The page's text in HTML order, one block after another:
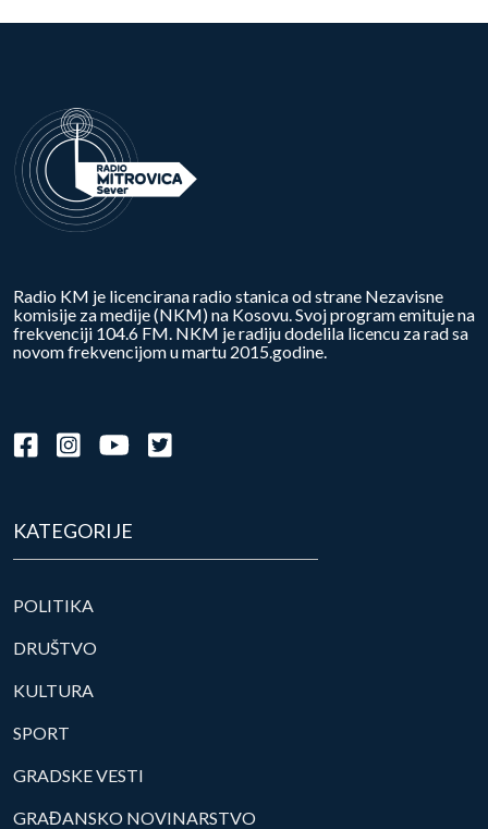
Radio KM je licencirana radio stanica od strane Nezavisne
komisije za medije (NKM) na Kosovu. Svoj program emituje na
frekvenciji 104.6 FM. NKM je radiju dodelila licencu za rad sa
novom frekvencijom u martu 2015.godine.
KATEGORIJE
POLITIKA
DRUŠTVO
KULTURA
SPORT
GRADSKE VESTI
GRAĐANSKO NOVINARSTVO